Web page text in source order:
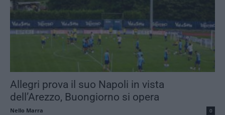
Allegri prova il suo Napoli in vista
dell’Arezzo, Buongiorno si opera
Nello Marra 0